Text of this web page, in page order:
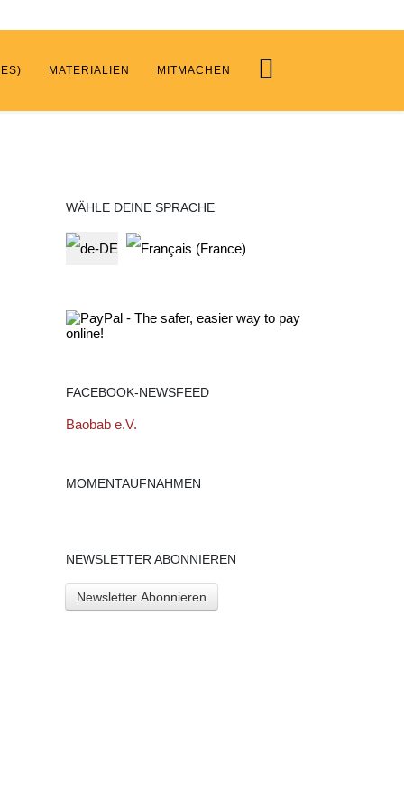
MATERIALIEN MITMACHEN
WÄHLE DEINE SPRACHE
Select your language
FACEBOOK-NEWSFEED
Baobab e.V.
MOMENTAUFNAHMEN
NEWSLETTER ABONNIEREN
Newsletter Abonnieren